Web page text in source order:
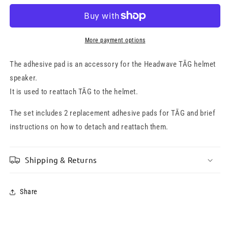
More payment options
The adhesive pad is an accessory for the Headwave TĀG helmet
speaker.
It is used to reattach TĀG to the helmet.
The set includes 2 replacement adhesive pads for TĀG and brief
instructions on how to detach and reattach them.
Shipping & Returns
Share